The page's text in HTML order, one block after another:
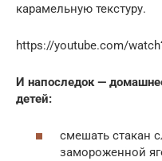
карамельную текстуру.
https://youtube.com/
И напоследок —
детей:
смешать стакан
замороженной